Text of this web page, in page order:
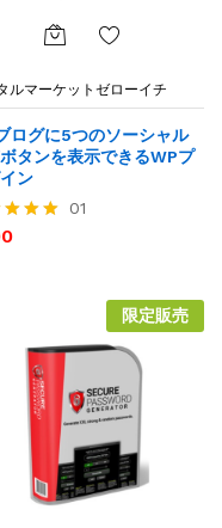
に入
追加
ルマーケットゼローイチ
ログに5つのソーシャル
タンを表示できるWPプ
ン
で
01
限定販売